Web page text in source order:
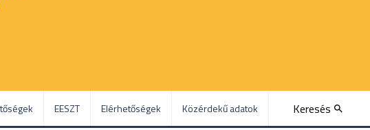
EESZT Elérhetőségek Közérdekű adatok Keresés